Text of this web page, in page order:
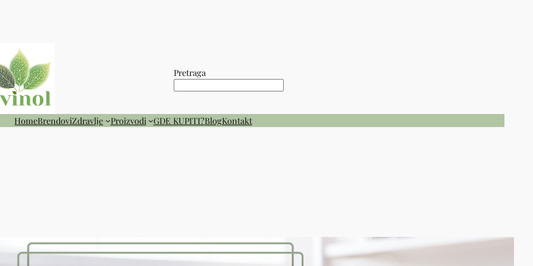
Pretraga
HomeBrendoviZdravlje Proizvodi GDE KUPITI?BlogKontakt